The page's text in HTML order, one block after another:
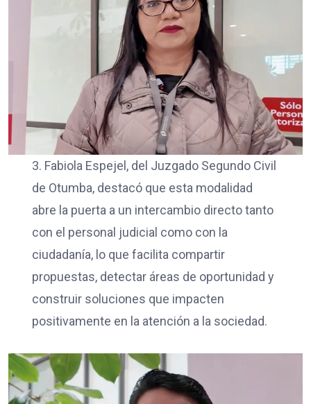
3. Fabiola Espejel, del Juzgado Segundo Civil
de Otumba, destacó que esta modalidad
abre la puerta a un intercambio directo tanto
con el personal judicial como con la
ciudadanía, lo que facilita compartir
propuestas, detectar áreas de oportunidad y
construir soluciones que impacten
positivamente en la atención a la sociedad.